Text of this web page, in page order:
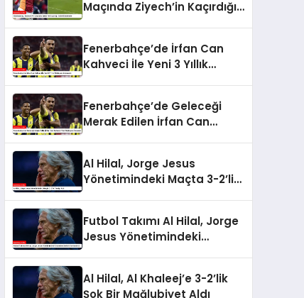
Maçında Ziyech’in Kaçırdığı
Fenerbahçe’de İrfan Can
Kahveci İle Yeni 3 Yıllık
Fenerbahçe’de Geleceği
Merak Edilen İrfan Can
Al Hilal, Jorge Jesus
Yönetimindeki Maçta 3-2’lik
Futbol Takımı Al Hilal, Jorge
Jesus Yönetimindeki
Al Hilal, Al Khaleej’e 3-2’lik
Şok Bir Mağlubiyet Aldı